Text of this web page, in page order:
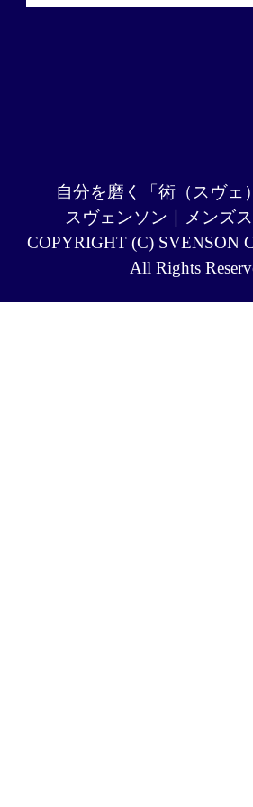
自分を磨く「術（スヴェ
スヴェンソン｜メンズ
COPYRIGHT (C) SVENSON
All Rights